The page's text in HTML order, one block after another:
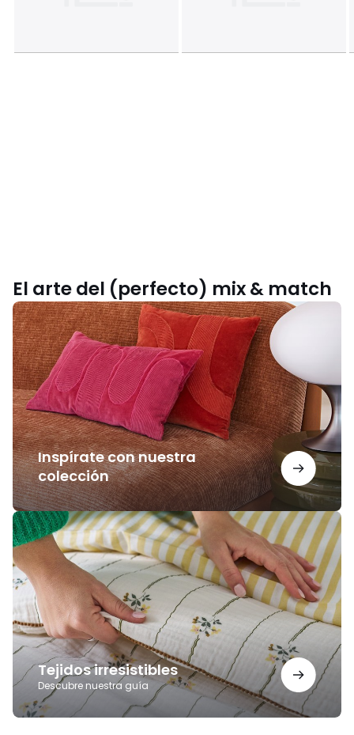
El arte del (perfecto) mix & match
Inspírate con nuestra
colección
Inspírate
con
nuestra
colección
Tejidos irresistibles
Descubre nuestra guía
Tejidos
irresistibles